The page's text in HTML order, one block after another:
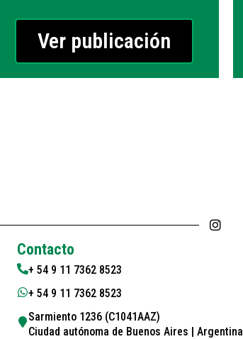
Ver publicación
Contacto
+ 54 9 11 7362 8523
+ 54 9 11 7362 8523
Sarmiento 1236 (C1041AAZ)
Ciudad autónoma de Buenos Aires | Argentina